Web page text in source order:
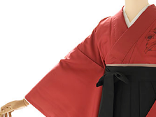
● 色
●フリーキ